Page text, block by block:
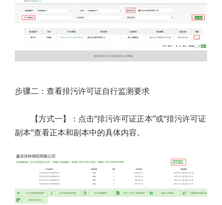
步骤二：查看排污许可证自行监测要求
【方式一】：点击“排污许可证正本”或“排污许可证
副本”查看正本和副本中的具体内容。